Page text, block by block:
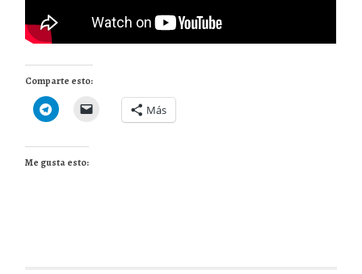
Comparte esto:
Más
Me gusta esto: